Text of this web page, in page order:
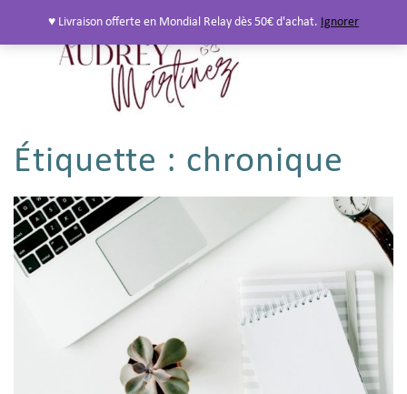
Étiquette : chronique
♥ Livraison offerte en Mondial Relay dès 50€ d'achat. Ignorer